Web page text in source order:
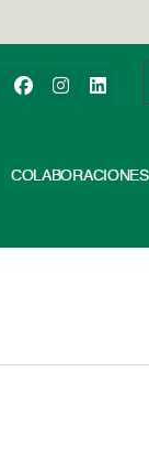
COLABORACIONES